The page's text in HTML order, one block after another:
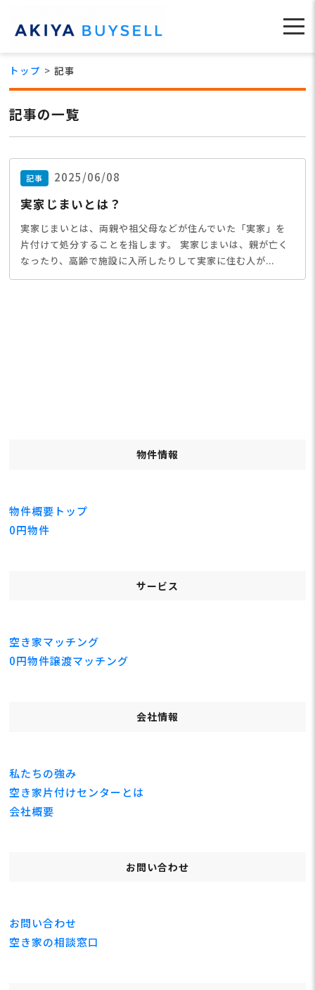
トップ 記事
記事の一覧
記事 2025/06/08
実家じまいとは？
実家じまいとは、両親や祖父母などが住んでいた「実家」を
片付けて処分することを指します。 実家じまいは、親が亡く
なったり、高齢で施設に入所したりして実家に住む人が...
物件情報
物件概要トップ
0円物件
サービス
空き家マッチング
0円物件譲渡マッチング
会社情報
私たちの強み
空き家片付けセンターとは
会社概要
お問い合わせ
お問い合わせ
空き家の相談窓口